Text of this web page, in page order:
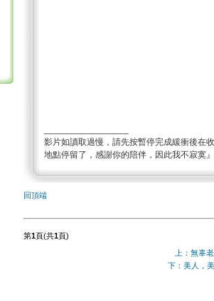
影片如讀取過慢，請先按暫停完成緩衝後在
地點停留了，感謝你的陪伴，因此我不寂寞』
回頂端
第1頁(共1頁)
上：無辜
下：美人，